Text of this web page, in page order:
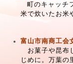
町のキャッチ
米で炊いたお米
富山市南商工会
お菓子や昆布
じめに。 万葉の